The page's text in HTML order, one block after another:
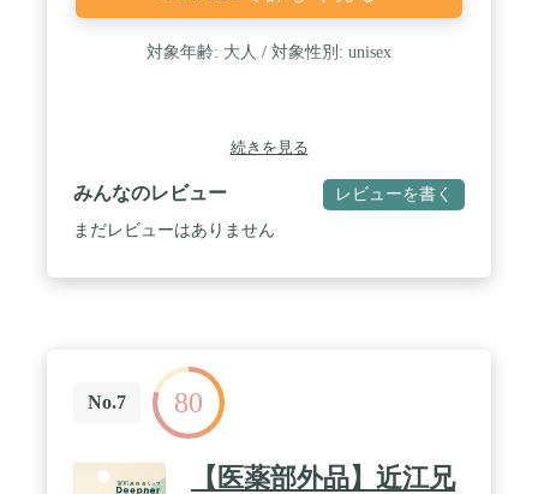
対象年齢: 大人 / 対象性別: unisex
続きを見る
みんなのレビュー レビューを書く
まだレビューはありません
No.7 80
【医薬部外品】近江兄